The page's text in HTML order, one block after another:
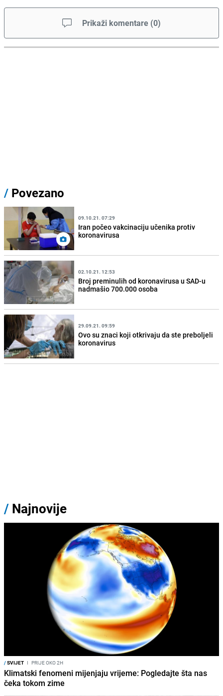
Prikaži komentare (0)
/ Povezano
09.10.21. 07:29
Iran počeo vakcinaciju učenika protiv
koronavirusa
02.10.21. 12:53
Broj preminulih od koronavirusa u SAD-u
nadmašio 700.000 osoba
29.09.21. 09:59
Ovo su znaci koji otkrivaju da ste preboljeli
koronavirus
/ Najnovije
/SVIJET I PRIJE OKO 2H
Klimatski fenomeni mijenjaju vrijeme: Pogledajte šta nas
čeka tokom zime